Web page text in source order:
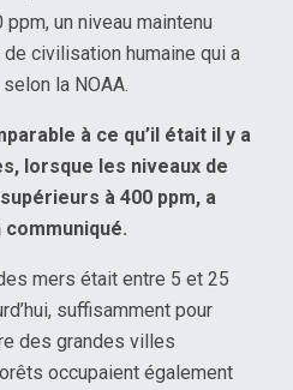
un niveau maintenu
civilisation humaine qui a
la NOAA.
à ce qu’il était il y a
lorsque les niveaux de
à 400 ppm, a
communiqué.
mers était entre 5 et 25
suffisamment pour
des grandes villes
occupaient également